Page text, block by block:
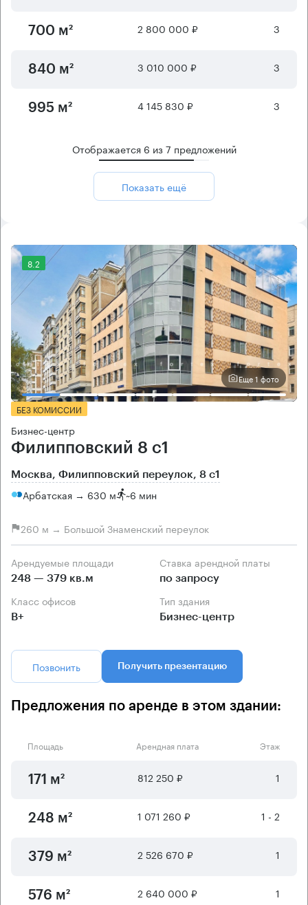
700 м² 2 800 000 ₽ 3
840 м² 3 010 000 ₽ 3
995 м² 4 145 830 ₽ 3
Отображается 6 из7 предложений
Показать ещё
8.2
Еще 1 фото
БЕЗ КОМИССИИ
Бизнес-центр
Филипповский 8 с1
Москва, Филипповский переулок, 8 с1
Арбатская → 630 м ~6 мин
260 м → Большой Знаменский переулок
Арендуемые площади
248 — 379 кв.м
Ставка арендной платы
по запросу
Класс офисов
B+
Тип здания
Бизнес-центр
Позвонить Получить презентацию
Предложения по аренде в этом здании:
Площадь Арендная плата Этаж
171 м² 812 250 ₽ 1
248 м² 1 071 260 ₽ 1 - 2
379 м² 2 526 670 ₽ 1
576 м² 2 640 000 ₽ 1